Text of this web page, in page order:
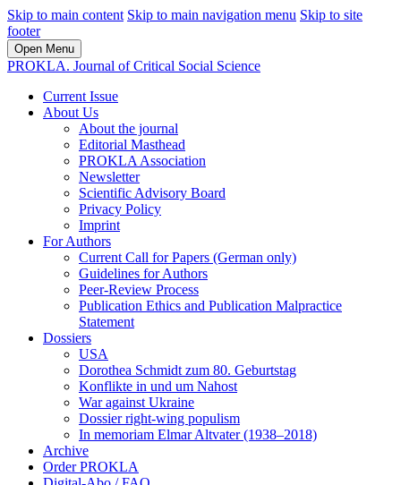
Skip to main content Skip to main navigation menu Skip to site
footer
Open Menu
PROKLA. Journal of Critical Social Science
Current Issue
About Us
About the journal
Editorial Masthead
PROKLA Association
Newsletter
Scientific Advisory Board
Privacy Policy
Imprint
For Authors
Current Call for Papers (German only)
Guidelines for Authors
Peer-Review Process
Publication Ethics and Publication Malpractice
Statement
Dossiers
USA
Dorothea Schmidt zum 80. Geburtstag
Konflikte in und um Nahost
War against Ukraine
Dossier right-wing populism
In me­mo­ri­am Elmar Altvater (1938–2018)
Archive
Order PROKLA